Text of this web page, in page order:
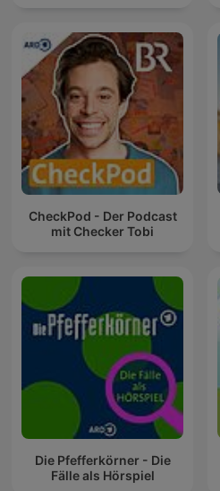
CheckPod - Der Podcast
mit Checker Tobi
Die Pfefferkörner - Die
Fälle als Hörspiel